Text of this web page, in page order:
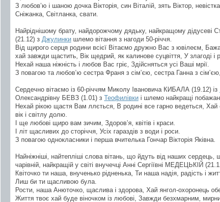
З любов’ю і шаною дочка Вікторія, син Віталій, зять Віктор,
Сніжанка, Світланка, свати.
Найріднішому брату, найдорожчому дядьку, найкращому
(21.12) з Джулинки шлемо вітання з нагоди 50-річчя.
Від щирого серця родини всієї Вітаємо дружно Вас з ювілеєм,
хай завжди щастить, Вік щедрий, як калинове суцвіття, У злагоді і
Нехай наша ніжність і любов Вас гріє, Здійсняться усі Ваші мрії.
З повагою та любов’ю сестра Франя з сім’єю, сестра Ганна з
Сердечно вітаємо із 60-річчям Миколу Івановича КИБАЛА (19.12) із
Олександрівну БЕВЗ (1.01) з Теофилівки і шлемо найкращі
Нехай рікою щастя Вам ллється, В родині все гарно ведеться,
вік і світлу долю.
І ще любові щиро вам зичим, Здоров’я, квітів і краси.
І літ щасливих до сторіччя, Усіх гараздів з води і роси.
З повагою однокласники і перша вчителька Гончар Вікторія Яківна.
Найніжніші, найтепліші слова вітань, що йдуть від наших
чарівній, найкращій у світі внучечці Анні Сергіївні МЕДЕЦЬКІЙ
Квіточко ти наша, внученько рідненька, Ти наша надія, радість і
Лиш би ти щасливою була.
Рости, наша Анюточко, щаслива і здорова, Хай янгол-охоронець
Життя твоє хай буде віночком із любові, Завжди безхмарним,